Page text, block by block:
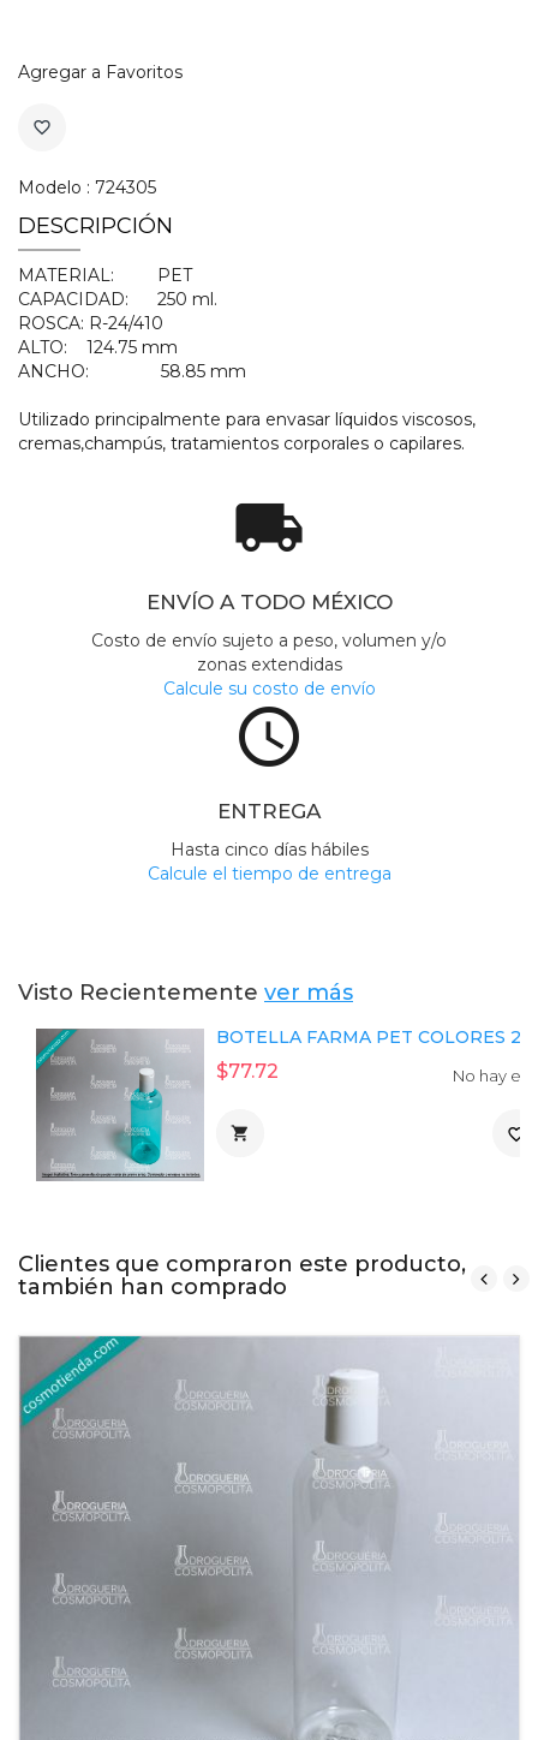
Agregar a Favoritos
favorite_border
Modelo : 724305
DESCRIPCIÓN
MATERIAL:
PET
CAPACIDAD:
250 ml.
ROSCA: R-24/410
ALTO:
124.75 mm
ANCHO:
58.85 mm
Utilizado principalmente para envasar líquidos viscosos,
cremas,champús, tratamientos corporales o capilares.
local_shipping
ENVÍO A TODO MÉXICO
Costo de envío sujeto a peso, volumen y/o
zonas extendidas
Calcule su costo de envío
access_time
ENTREGA
Hasta cinco días hábiles
Calcule el tiempo de entrega
Visto Recientemente ver más
BOTELLA FARMA PET COLORES
$77.72 No hay
 favorite_border
Clientes que compraron este producto,
también han comprado